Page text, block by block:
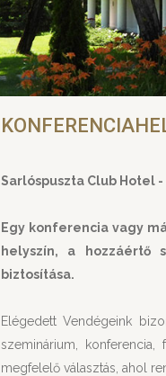
Sarlóspuszta Club Hotel
Egy konferencia vagy
helyszín, a hozzáértő
biztosítása.
Elégedett Vendégeink
szeminárium,
megfelelő választás, ahol